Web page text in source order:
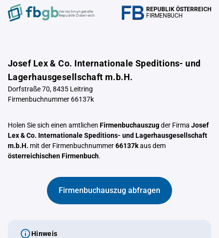
Verrechnungstelle
Republik Österreich
REPUBLIK ÖSTERREICH
FIRMENBUCH
Josef Lex & Co. Internationale Speditions- und
Lagerhausgesellschaft m.b.H.
Dorfstraße 70, 8435 Leitring
Firmenbuchnummer 66137k
Holen Sie sich einen amtlichen Firmenbuchauszugder Firma Josef
Lex & Co. Internationale Speditions- und Lagerhausgesellschaft
m.b.H. mit der Firmenbuchnummer66137kaus dem
österreichischen Firmenbuch.
Firmenbuchauszug abfragen
Hinweis